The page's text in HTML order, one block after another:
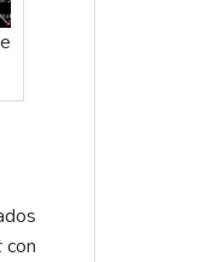
con